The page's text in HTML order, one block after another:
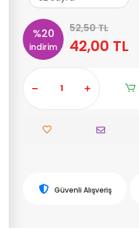
%20
indirim
52,50 TL
42,00 TL
Güvenli Alışveriş